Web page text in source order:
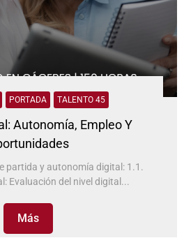
PORTADA TALENTO 45
Autonomía, Empleo Y
partida y autonomía digital: 1.1.
Evaluación del nivel digital...
Más